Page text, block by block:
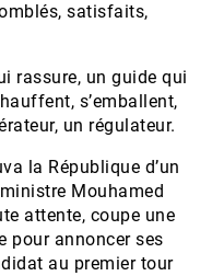
satisfaits,
rassure, un guide qui
s’emballent,
un régulateur.
la République d’un
Mouhamed
attente, coupe une
pour annoncer ses
au premier tour